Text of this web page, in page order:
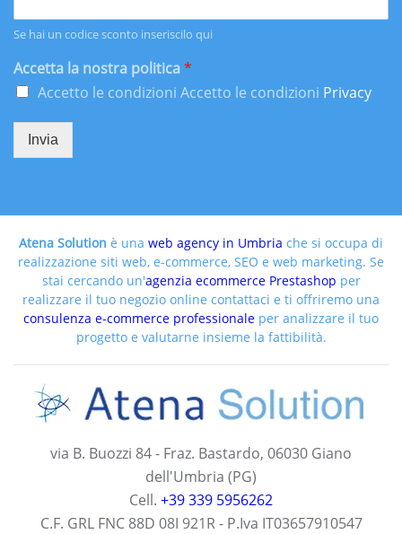
Se hai un codice sconto inseriscilo qui
Accetta la nostra politica*
Accetto le condizioni Accetto le condizioni Privacy
Invia
Atena Solution è una web agency in Umbria che si occupa di
realizzazione siti web, e-commerce, SEO e web marketing. Se
stai cercando un'agenzia ecommerce Prestashop per
realizzare il tuo negozio online contattaci e ti offriremo una
consulenza e-commerce professionale per analizzare il tuo
progetto e valutarne insieme la fattibilità.
via B. Buozzi 84 - Fraz. Bastardo, 06030 Giano
dell'Umbria (PG)
Cell. +39 339 5956262
C.F. GRL FNC 88D 08I 921R - P.Iva IT03657910547